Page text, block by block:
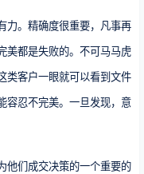
力。精确度很重要，凡事再
美都是失败的。不可马马虎
类客户一眼就可以看到文件
容忍不完美。一旦发现，意
他们成交决策的一个重要的